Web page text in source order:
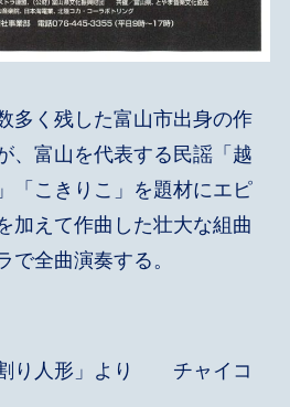
多く残した富山市出身の作
、富山を代表する民謡「越
「こきりこ」を題材にエピ
加えて作曲した壮大な組曲
で全曲演奏する。
割り人形」より チャイコ